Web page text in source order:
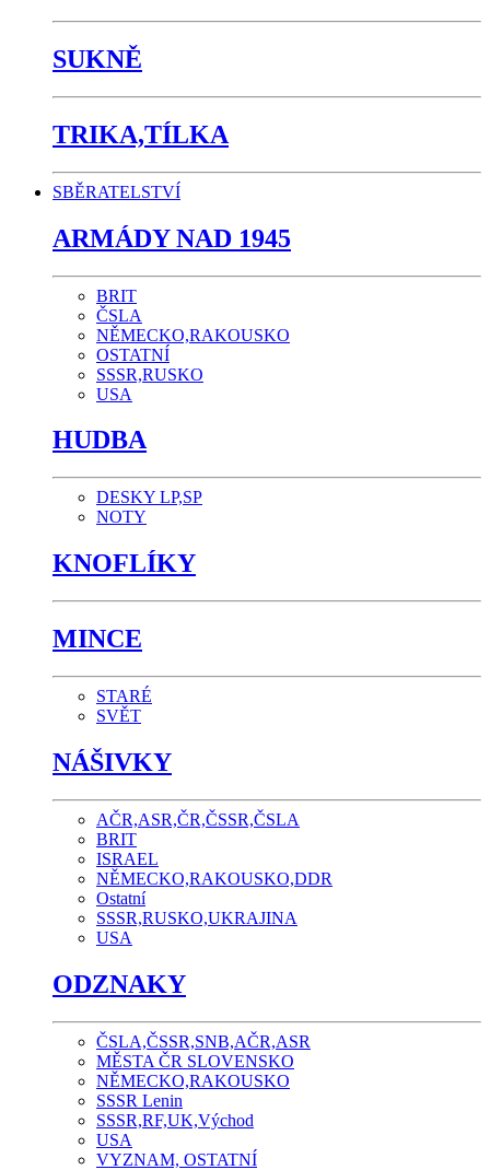
SUKNĚ
TRIKA,TÍLKA
SBĚRATELSTVÍ
ARMÁDY NAD 1945
BRIT
ČSLA
NĚMECKO,RAKOUSKO
OSTATNÍ
SSSR,RUSKO
USA
HUDBA
DESKY LP,SP
NOTY
KNOFLÍKY
MINCE
STARÉ
SVĚT
NÁŠIVKY
AČR,ASR,ČR,ČSSR,ČSLA
BRIT
ISRAEL
NĚMECKO,RAKOUSKO,DDR
Ostatní
SSSR,RUSKO,UKRAJINA
USA
ODZNAKY
ČSLA,ČSSR,SNB,AČR,ASR
MĚSTA ČR SLOVENSKO
NĚMECKO,RAKOUSKO
SSSR Lenin
SSSR,RF,UK,Východ
USA
VYZNAM, OSTATNÍ